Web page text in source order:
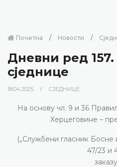
Почетна Новости
Дневни ред
сједнице
18.04.2025. СЈЕДНИЦЕ
На основу чл. 9 и 36
Херцеговине –
(„Службени гласник Босне
47/23 и